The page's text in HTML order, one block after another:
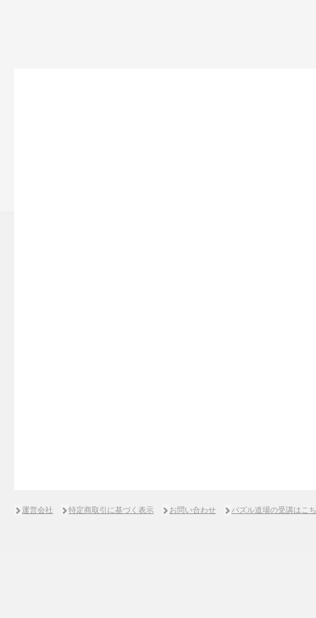
運営会社 特定商取引に基づく表示 お問い合わせ パズル道場の受講はこ